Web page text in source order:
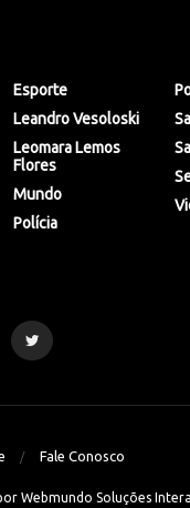
Esporte
Leandro Vesoloski
Leomara Lemos
Flores
Mundo
Polícia
Fale Conosco
Webmundo Soluções